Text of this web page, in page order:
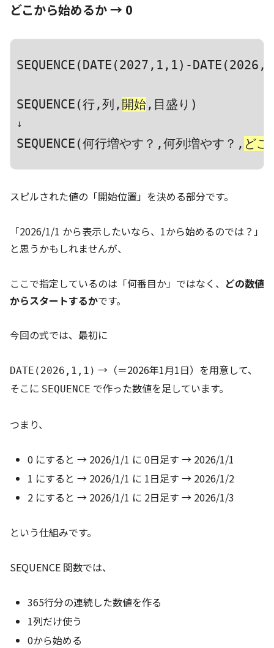
どこから始めるか → 0
SEQUENCE(DATE(2027,1,1)-
SEQUENCE(行,列, 開始,目盛り)
SEQUENCE(何行増やす？,何列増やす？, どこ
スピルされた値の「開始位置」を決める部分です。
「2026/1/1 から表示したいなら、1から始めるのでは？」
と思うかもしれませんが、
ここで指定しているのは「何番目か」ではなく、 どの数値
からスタートするかです。
今回の式では、最初に
DATE(2026,1,1) →（＝2026年1月1日）を用意して、
そこに SEQUENCE で作った数値を足しています。
つまり、
0 にすると → 2026/1/1 に 0日足す → 2026/1/1
1 にすると → 2026/1/1 に 1日足す → 2026/1/2
2 にすると → 2026/1/1 に 2日足す → 2026/1/3
という仕組みです。
SEQUENCE 関数では、
365行分の連続した数値を作る
1列だけ使う
0から始める